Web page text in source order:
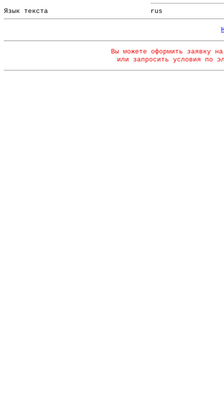
Язык текста rus
Вы можете оформить заявку
или запросить условия по